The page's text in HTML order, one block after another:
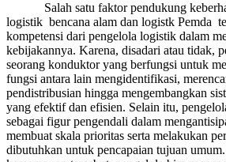
Salah satu faktor pendukung
logistik bencana alam dan logistk Pemda
kompetensi dari pengelola logistik dalam
kebijakannya. Karena, disadari atau tidak,
seorang konduktor yang berfungsi untuk
fungsi antara lain mengidentifikasi,
pendistribusian hingga mengembangkan
yang efektif dan efisien. Selain itu,
sebagai figur pengendali dalam
membuat skala prioritas serta melakukan
dibutuhkan untuk pencapaian tujuan